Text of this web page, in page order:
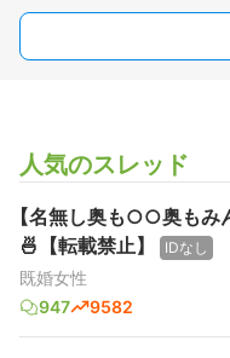
人気のスレッド
【名無し奥も○○奥もみ
🍜【転載禁止】
IDなし
既婚女性
947
9582